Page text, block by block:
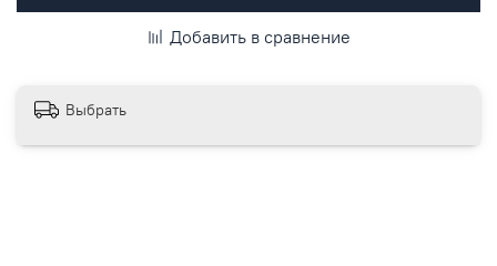
Добавить в сравнение
Выбрать